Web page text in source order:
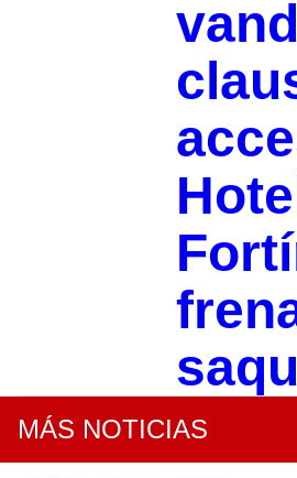
MÁS NOTICIAS